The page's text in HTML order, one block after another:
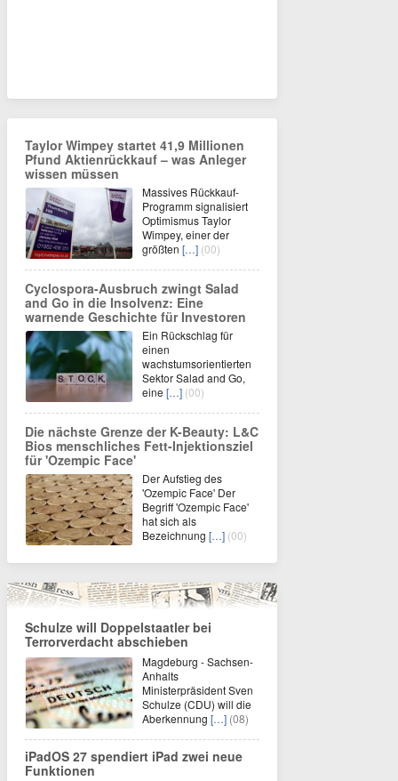
Taylor Wimpey startet 41,9 Millionen
Pfund Aktienrückkauf – was Anleger
wissen müssen
Massives Rückkauf-
Programm signalisiert
Optimismus Taylor
Wimpey, einer der
größten […] (00)
Cyclospora-Ausbruch zwingt Salad
and Go in die Insolvenz: Eine
warnende Geschichte für Investoren
Ein Rückschlag für
einen
wachstumsorientierten
Sektor Salad and Go,
eine […] (00)
Die nächste Grenze der K-Beauty: L&C
Bios menschliches Fett-Injektionsziel
für 'Ozempic Face'
Der Aufstieg des
'Ozempic Face' Der
Begriff 'Ozempic Face'
hat sich als
Bezeichnung […] (00)
Schulze will Doppelstaatler bei
Terrorverdacht abschieben
Magdeburg - Sachsen-
Anhalts
Ministerpräsident Sven
Schulze (CDU) will die
Aberkennung […] (08)
iPadOS 27 spendiert iPad zwei neue
Funktionen